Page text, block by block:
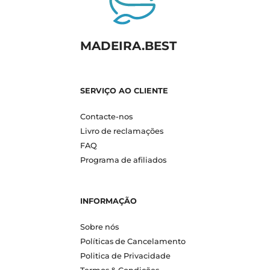
MADEIRA.BEST
SERVIÇO AO CLIENTE
Contacte-nos
Livro de reclamações
FAQ
Programa de afiliados
INFORMAÇÃO
Sobre nós
Políticas de Cancelamento
Politica de Privacidade